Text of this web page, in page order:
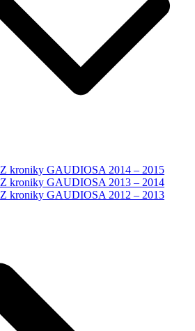
Z kroniky GAUDIOSA 2014 – 2015
Z kroniky GAUDIOSA 2013 – 2014
Z kroniky GAUDIOSA 2012 – 2013